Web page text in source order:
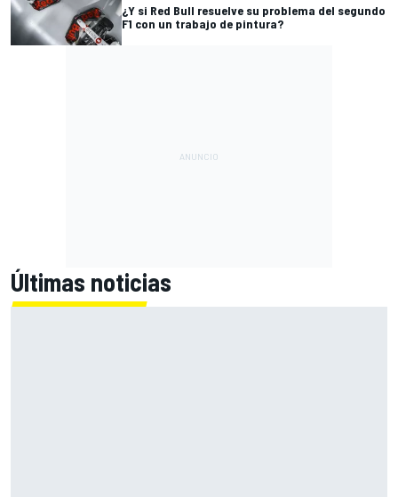
¿Y si Red Bull resuelve su problema del segundo
F1 con un trabajo de pintura?
Últimas noticias